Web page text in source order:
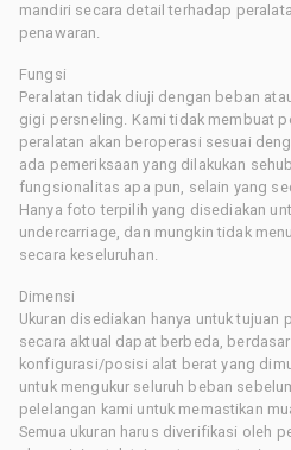
mandiri secara detail terhadap
penawaran.
Fungsi
Peralatan tidak diuji dengan beban
gigi persneling. Kami tidak membuat
peralatan akan beroperasi sesuai
ada pemeriksaan yang dilakukan
fungsionalitas apa pun, selain yang
Hanya foto terpilih yang disediakan
undercarriage, dan mungkin tidak
secara keseluruhan.
Dimensi
Ukuran disediakan hanya untuk tujuan
secara aktual dapat berbeda,
konfigurasi/posisi alat berat yang
untuk mengukur seluruh beban
pelelangan kami untuk memastikan
Semua ukuran harus diverifikasi oleh